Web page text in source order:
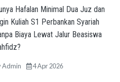
Hafalan Minimal Dua Juz dan
Kuliah S1 Perbankan Syariah
Biaya Lewat Jalur Beasiswa
Admin 4 Apr 2026